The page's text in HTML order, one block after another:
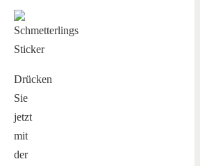
Drücken
Sie
jetzt
mit
der